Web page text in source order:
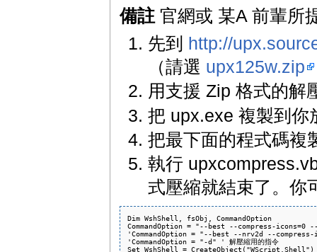
備註官網或 某A 前輩所
先到 http://
（請選 upx125w.zip
用支援 Zip 格式的解
把 upx.exe 複製到你
把最下面的程式碼複
執行
式壓縮就結束了。你
Dim WshShell, fsObj, CommandOption
CommandOption = "--best --compress-icons=0
'CommandOption = "--best --nrv2d --
'CommandOption = "-d" ' 解壓縮用的指令
Set WshShell = CreateObject("WScript.Shell")